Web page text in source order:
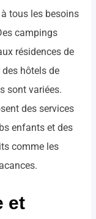
tous les besoins
campings
résidences de
hôtels de
sont variées.
des services
enfants et des
comme les
et